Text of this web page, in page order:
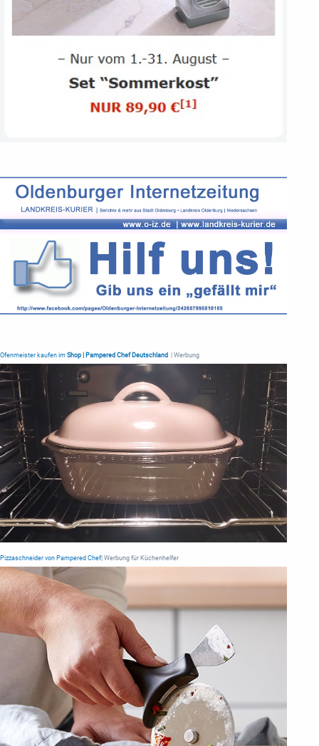
Ofenmeister kaufen im Shop | Pampered Chef Deutschland | Werbung
Pizzaschneider von Pampered Chef | Werbung für Küchenhelfer